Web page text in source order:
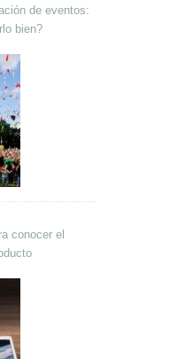
de eventos:
bien?
conocer el